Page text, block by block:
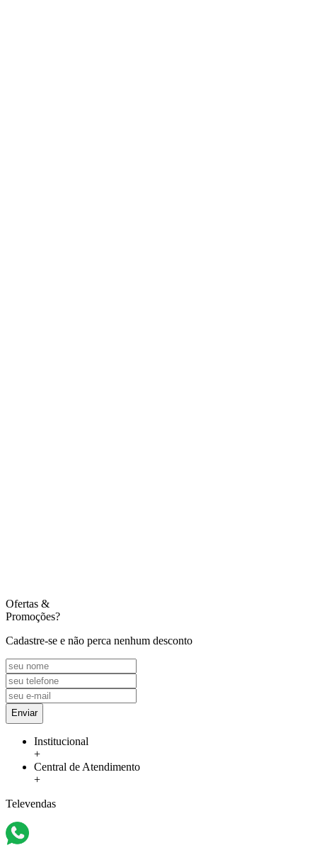
Ofertas &
Promoções?
Cadastre-se e não perca nenhum desconto
Enviar
Institucional
+
Central de Atendimento
+
Televendas